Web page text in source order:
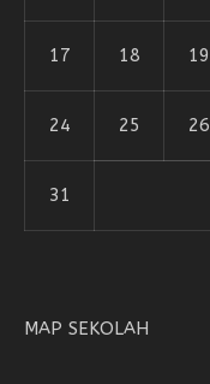
17 18 19
24 25 26
31
MAP SEKOLAH